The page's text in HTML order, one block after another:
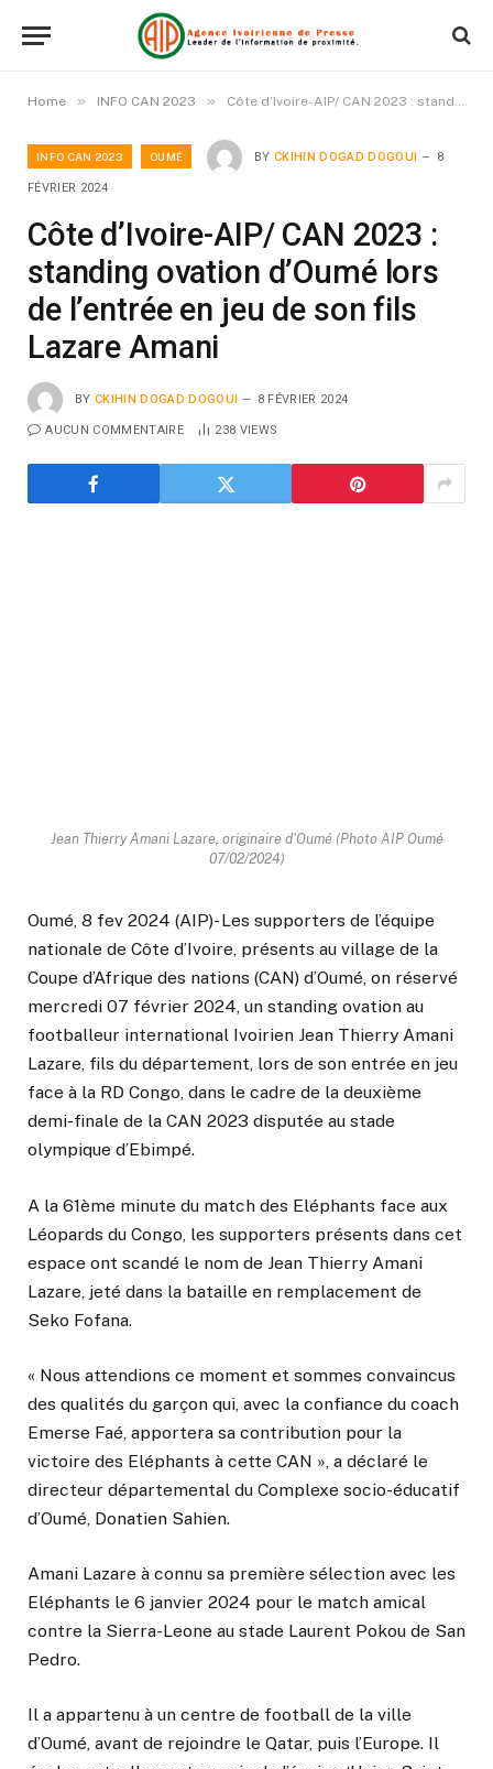
Home » INFO CAN 2023 » Côte d’Ivoire-AIP/ CAN 2023 : standing ovation d’Oumé lors de l’entrée en jeu de son fils Lazare Amani
INFO CAN 2023 OUMÉ BY CKIHIN DOGAD DOGOUI 8
FÉVRIER 2024
Côte d’Ivoire-AIP/ CAN 2023 :
standing ovation d’Oumé lors
de l’entrée en jeu de son fils
Lazare Amani
BY CKIHIN DOGAD DOGOUI 8 FÉVRIER 2024
AUCUN COMMENTAIRE 238 VIEWS
Jean Thierry Amani Lazare, originaire d'Oumé (Photo AIP Oumé
07/02/2024)
Oumé, 8 fev 2024 (AIP)- Les supporters de l’équipe
nationale de Côte d’Ivoire, présents au village de la
Coupe d’Afrique des nations (CAN) d’Oumé, on réservé
mercredi 07 février 2024, un standing ovation au
footballeur international Ivoirien Jean Thierry Amani
Lazare, fils du département, lors de son entrée en jeu
face à la RD Congo, dans le cadre de la deuxième
demi-finale de la CAN 2023 disputée au stade
olympique d’Ebimpé.
A la 61ème minute du match des Eléphants face aux
Léopards du Congo, les supporters présents dans cet
espace ont scandé le nom de Jean Thierry Amani
Lazare, jeté dans la bataille en remplacement de
Seko Fofana.
« Nous attendions ce moment et sommes convaincus
des qualités du garçon qui, avec la confiance du coach
Emerse Faé, apportera sa contribution pour la
victoire des Eléphants à cette CAN », a déclaré le
directeur départemental du Complexe socio-éducatif
d’Oumé, Donatien Sahien.
Amani Lazare à connu sa première sélection avec les
Eléphants le 6 janvier 2024 pour le match amical
contre la Sierra-Leone au stade Laurent Pokou de San
Pedro.
Il a appartenu à un centre de football de la ville
d’Oumé, avant de rejoindre le Qatar, puis l’Europe. Il